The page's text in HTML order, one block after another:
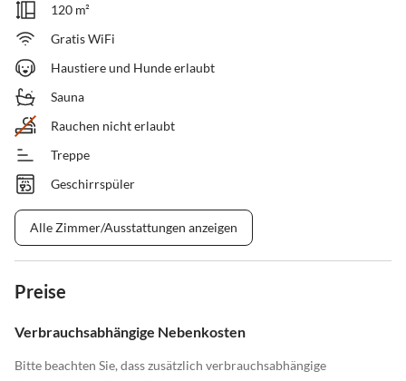
120 m²
Gratis WiFi
Haustiere und Hunde erlaubt
Sauna
Rauchen nicht erlaubt
Treppe
Geschirrspüler
Alle Zimmer/Ausstattungen anzeigen
Preise
Verbrauchsabhängige Nebenkosten
Bitte beachten Sie, dass zusätzlich verbrauchsabhängige